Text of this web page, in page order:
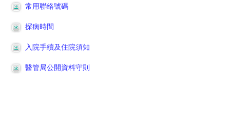
常用聯絡號碼
探病時間
入院手續及住院須知
醫管局公開資料守則